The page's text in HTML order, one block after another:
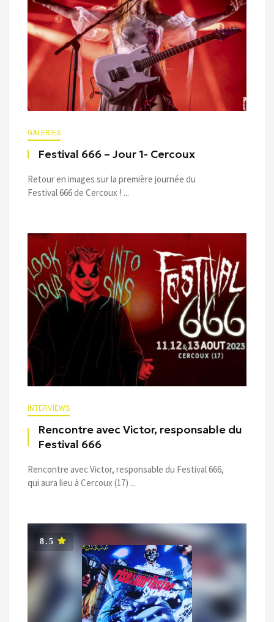
GALERIES
Festival 666 – Jour 1- Cercoux
Retour en images sur la première journée du
Festival 666 de Cercoux ! ...
INTERVIEWS
Rencontre avec Victor, responsable du
Festival 666
Rencontre avec Victor, responsable du Festival 666,
qui aura lieu à Cercoux (17) ...
8.5